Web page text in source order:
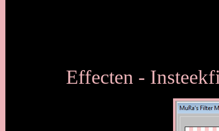
Effecten -